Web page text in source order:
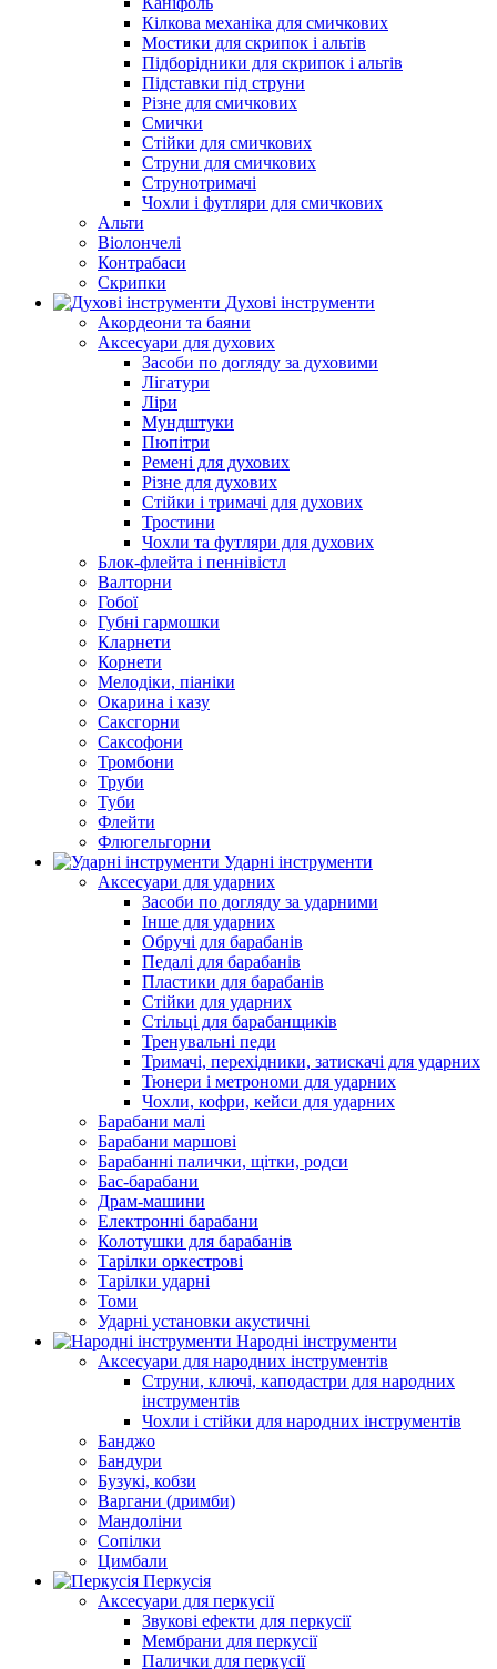
Кілкова механіка для смичкових
Мостики для скрипок і альтів
Підборiдники для скрипок і альтів
Підставки під струни
Різне для смичкових
Смички
Стійки для смичкових
Струни для смичкових
Струнотримачі
Чохли і футляри для смичкових
Альти
Віолончелі
Контрабаси
Скрипки
Духові інструменти
Акордеони та баяни
Аксесуари для духових
Засоби по догляду за духовими
Лігатури
Ліри
Мундштуки
Пюпітри
Ремені для духових
Різне для духових
Стійки і тримачі для духових
Тростини
Чохли та футляри для духових
Блок-флейта і пеннівістл
Валторни
Гобої
Губні гармошки
Кларнети
Корнети
Мелодіки, піаніки
Окарина і казу
Саксгорни
Саксофони
Тромбони
Труби
Туби
Флейти
Флюгельгорни
Ударні інструменти
Аксесуари для ударних
Засоби по догляду за ударними
Інше для ударних
Обручі для барабанів
Педалі для барабанів
Пластики для барабанів
Стійки для ударних
Стільці для барабанщиків
Тренувальні педи
Тримачі, перехідники, затискачі для ударних
Тюнери і метрономи для ударних
Чохли, кофри, кейси для ударних
Барабани малі
Барабани маршові
Барабанні палички, щітки, родси
Бас-барабани
Драм-машини
Електронні барабани
Колотушки для барабанів
Тарілки оркестрові
Тарілки ударні
Томи
Ударні установки акустичні
Народні інструменти
Аксесуари для народних інструментів
Струни, ключі, каподастри для народних
інструментів
Чохли і стійки для народних інструментів
Банджо
Бандури
Бузукі, кобзи
Варгани (дримби)
Мандоліни
Сопілки
Цимбали
Перкусія
Аксесуари для перкусії
Звукові ефекти для перкусії
Мембрани для перкусії
Палички для перкусії